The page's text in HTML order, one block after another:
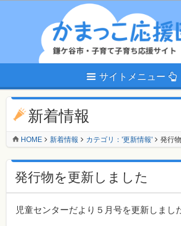
サイトメニュー
新着情報
HOME 新着情報 カテゴリ：'更新情報' 発行
発行物を更新しました
児童センターだより５月号を更新しまし